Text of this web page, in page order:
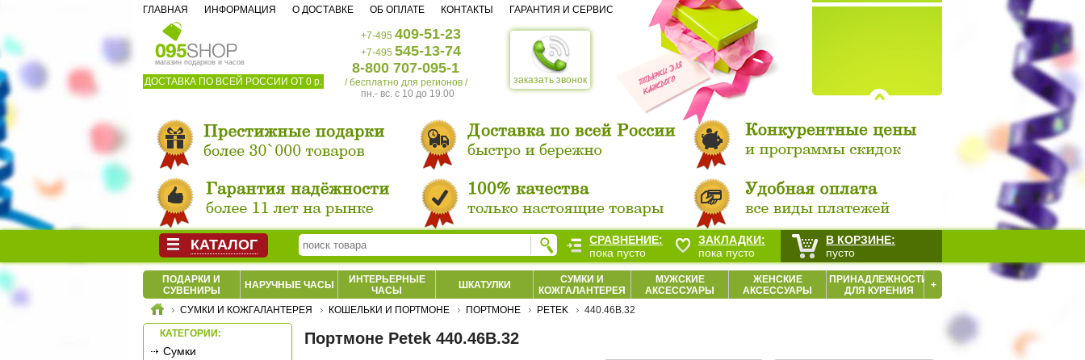
магазин подарков и часов
ДОСТАВКА ПО ВСЕЙ РОССИИ ОТ 0 р. заказать звонок
+7-495 409-51-23
+7-495 545-13-74
8-800 707-095-1
/ бесплатно для регионов /
пн.- вс. c 10 до 19.00
ГЛАВНАЯ ИНФОРМАЦИЯ О ДОСТАВКЕ ОБ ОПЛАТЕ КОНТАКТЫ ГАРАНТИЯ И СЕРВИС
ПОДАРКИ И
СУВЕНИРЫ
НАРУЧНЫЕ ЧАСЫ
ИНТЕРЬЕРНЫЕ
ЧАСЫ
ШКАТУЛКИ
СУМКИ И
КОЖГАЛАНТЕРЕЯ
МУЖСКИЕ
АКСЕССУАРЫ
ЖЕНСКИЕ
АКСЕССУАРЫ
ПРИНАДЛЕЖНОСТИ
ДЛЯ КУРЕНИЯ
+
СУМКИ И КОЖГАЛАНТЕРЕЯ КОШЕЛЬКИ И ПОРТМОНЕ ПОРТМОНЕ PETEK 440.46B.32
КАТЕГОРИИ:
Сумки
Портмоне Petek 440.46B.32
КАТАЛОГ
СРАВНЕНИЕ:
пока пусто
ЗАКЛАДКИ:
пока пусто
В КОРЗИНЕ:
пусто